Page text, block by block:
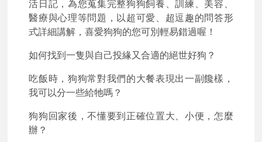
活日記，為您蒐集完整狗狗飼養、訓練、美容、
醫療與心理等問題，以超可愛、超逗趣的問答形
式詳細講解，喜愛狗狗的您可別輕易錯過喔！
如何找到一隻與自己投緣又合適的絕世好狗？
吃飯時，狗狗常對我們的大餐表現出一副饞樣，
我可以分一些給牠嗎？
狗狗回家後，不懂要到正確位置大、小便，怎麼
辦？